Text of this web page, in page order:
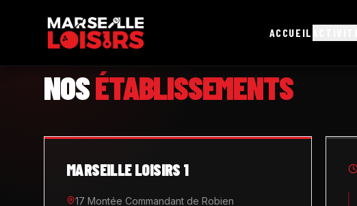
ACCUEIL
NOSÉTABLISSEMENTS
MARSEILLE LOISIRS 1
17 Montée Commandant de Robien